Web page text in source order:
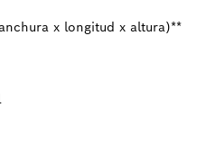
x longitud x altura)**